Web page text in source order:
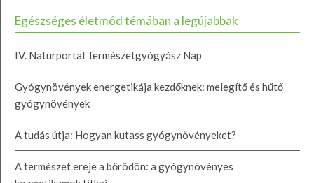
Egészséges életmód témában a legújabbak
IV. Naturportal Természetgyógyász Nap
Gyógynövények energetikája kezdőknek: melegítő és hűtő
gyógynövények
A tudás útja: Hogyan kutass gyógynövényeket?
A természet ereje a bőrödön: a gyógynövényes